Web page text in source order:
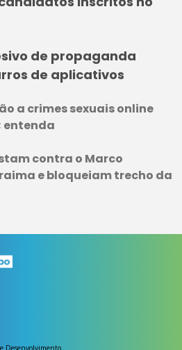
de propaganda
de aplicativos
a crimes sexuais online
entenda
contra o Marco
e bloqueiam trecho da
Desenvolvimento